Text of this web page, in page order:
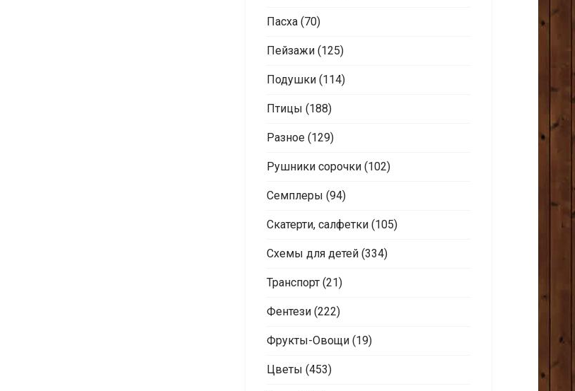
Пасха (70)
Пейзажи (125)
Подушки (114)
Птицы (188)
Разное (129)
Рушники сорочки (102)
Семплеры (94)
Скатерти, салфетки (105)
Схемы для детей (334)
Транспорт (21)
Фентези (222)
Фрукты-Овощи (19)
Цветы (453)